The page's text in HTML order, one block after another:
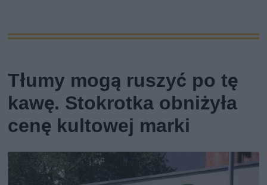
Tłumy mogą ruszyć po tę
kawę. Stokrotka obniżyła
cenę kultowej marki